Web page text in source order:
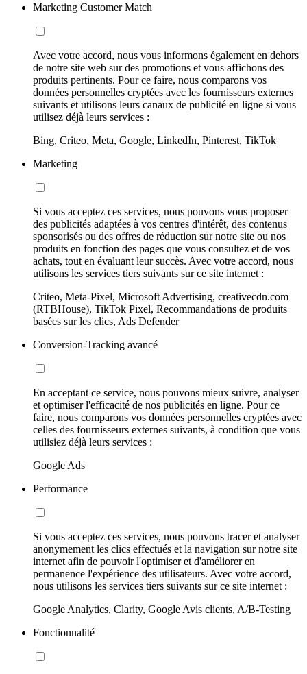
Marketing Customer Match
Avec votre accord, nous vous informons également en dehors
de notre site web sur des promotions et vous affichons des
produits pertinents. Pour ce faire, nous comparons vos
données personnelles cryptées avec les fournisseurs externes
suivants et utilisons leurs canaux de publicité en ligne si vous
utilisez déjà leurs services :
Bing, Criteo, Meta, Google, LinkedIn, Pinterest, TikTok
Marketing
Si vous acceptez ces services, nous pouvons vous proposer
des publicités adaptées à vos centres d'intérêt, des contenus
sponsorisés ou des offres de réduction sur notre site ou nos
produits en fonction des pages que vous consultez et de vos
achats, tout en évaluant leur succès. Avec votre accord, nous
utilisons les services tiers suivants sur ce site internet :
Criteo, Meta-Pixel, Microsoft Advertising, creativecdn.com
(RTBHouse), TikTok Pixel, Recommandations de produits
basées sur les clics, Ads Defender
Conversion-Tracking avancé
En acceptant ce service, nous pouvons mieux suivre, analyser
et optimiser l'efficacité de nos publicités en ligne. Pour ce
faire, nous comparons vos données personnelles cryptées avec
celles des fournisseurs externes suivants, à condition que vous
utilisiez déjà leurs services :
Google Ads
Performance
Si vous acceptez ces services, nous pouvons tracer et analyser
anonymement les clics effectués et la navigation sur notre site
internet afin de pouvoir l'optimiser et d'améliorer en
permanence l'expérience des utilisateurs. Avec votre accord,
nous utilisons les services tiers suivants sur ce site internet :
Google Analytics, Clarity, Google Avis clients, A/B-Testing
Fonctionnalité